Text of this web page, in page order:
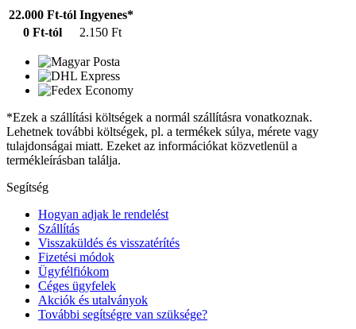
22.000 Ft-tól Ingyenes*
0 Ft-tól
2.150 Ft
*Ezek a szállítási költségek a normál szállításra vonatkoznak.
Lehetnek további költségek, pl. a termékek súlya, mérete vagy
tulajdonságai miatt. Ezeket az információkat közvetlenül a
termékleírásban találja.
Segítség
Hogyan adjak le rendelést
Szállítás
Visszaküldés és visszatérítés
Fizetési módok
Ügyfélfiókom
Céges ügyfelek
Akciók és utalványok
További segítségre van szüksége?